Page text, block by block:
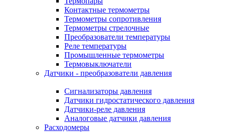
Контактные термометры
Термометры сопротивления
Термометры стрелочные
Преобразователи температуры
Реле температуры
Промышленные термометры
Термовыключатели
Датчики - преобразователи давления
Сигнализаторы давления
Датчики гидростатического давления
Датчики-реле давления
Аналоговые датчики давления
Расходомеры